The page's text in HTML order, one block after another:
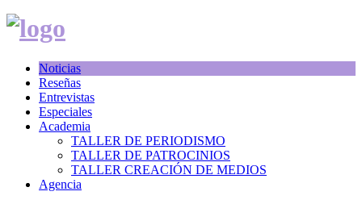
Noticias
Reseñas
Entrevistas
Especiales
Academia
TALLER DE PERIODISMO
TALLER DE PATROCINIOS
TALLER CREACIÓN DE MEDIOS
Agencia